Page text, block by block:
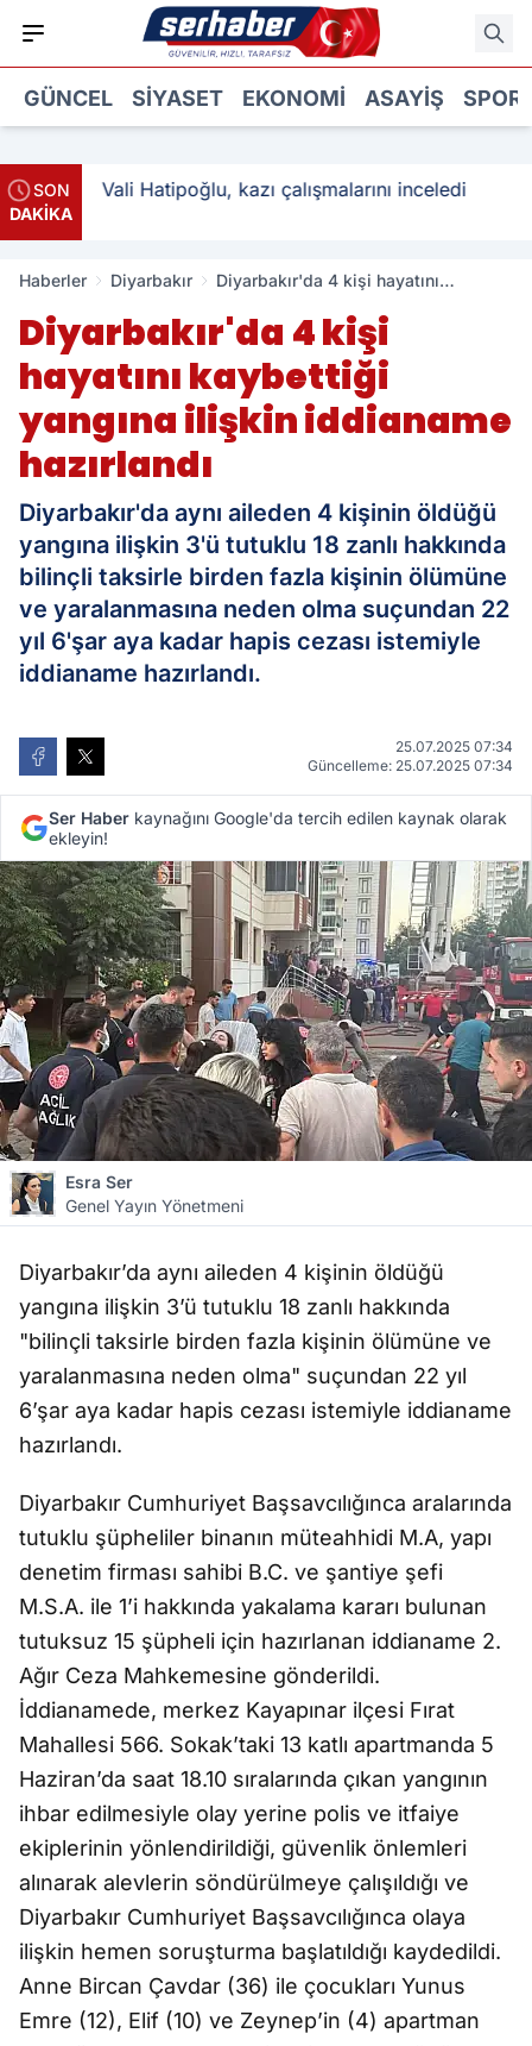
GÜNCEL SIYASET EKONOMI ASAYIŞ SPOR
SON
DAKİKA
3 Vali Hatipoğlu, kazı çalışmalarını inceledi
Haberler Diyarbakır
Diyarbakır'da 4 kişi hayatını
hazırlandı
Diyarbakır'da 4 kişi
hayatını kaybettiği
yangına ilişkin iddianame
hazırlandı
Diyarbakır'da aynı aileden 4 kişinin öldüğü
yangına ilişkin 3'ü tutuklu 18 zanlı hakkında
bilinçli taksirle birden fazla kişinin ölümüne
ve yaralanmasına neden olma suçundan 22
yıl 6'şar aya kadar hapis cezası istemiyle
iddianame hazırlandı.
25.07.2025 07:34
Güncelleme: 25.07.2025 07:34
Ser Haber kaynağını Google'da tercih edilen kaynak olarak
ekleyin!
Esra Ser
Genel Yayın Yönetmeni
Diyarbakır’da aynı aileden 4 kişinin öldüğü
yangına ilişkin 3’ü tutuklu 18 zanlı hakkında
"bilinçli taksirle birden fazla kişinin ölümüne ve
yaralanmasına neden olma" suçundan 22 yıl
6’şar aya kadar hapis cezası istemiyle iddianame
hazırlandı.
Diyarbakır Cumhuriyet Başsavcılığınca aralarında
tutuklu şüpheliler binanın müteahhidi M.A, yapı
denetim firması sahibi B.C. ve şantiye şefi
M.S.A. ile 1’i hakkında yakalama kararı bulunan
tutuksuz 15 şüpheli için hazırlanan iddianame 2.
Ağır Ceza Mahkemesine gönderildi.
İddianamede, merkez Kayapınar ilçesi Fırat
Mahallesi 566. Sokak’taki 13 katlı apartmanda 5
Haziran’da saat 18.10 sıralarında çıkan yangının
ihbar edilmesiyle olay yerine polis ve itfaiye
ekiplerinin yönlendirildiği, güvenlik önlemleri
alınarak alevlerin söndürülmeye çalışıldığı ve
Diyarbakır Cumhuriyet Başsavcılığınca olaya
ilişkin hemen soruşturma başlatıldığı kaydedildi.
Anne Bircan Çavdar (36) ile çocukları Yunus
Emre (12), Elif (10) ve Zeynep’in (4) apartman